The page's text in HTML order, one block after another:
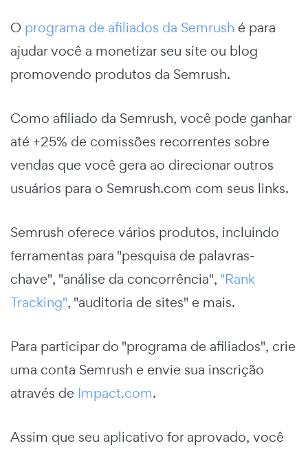
O programa de afiliados da Semrush é para
ajudar você a monetizar seu site ou blog
promovendo produtos da Semrush.
Como afiliado da Semrush, você pode ganhar
até +25% de comissões recorrentes sobre
vendas que você gera ao direcionar outros
usuários para o Semrush.com com seus links.
Semrush oferece vários produtos, incluindo
ferramentas para "pesquisa de palavras-
chave", "análise da concorrência", "Rank
Tracking", "auditoria de sites" e mais.
Para participar do "programa de afiliados", crie
uma conta Semrush e envie sua inscrição
através de Impact.com.
Assim que seu aplicativo for aprovado, você